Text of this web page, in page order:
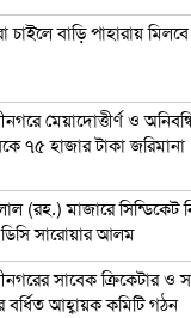
চাইলে বাড়ি পাহারায়
মেয়াদোত্তীর্ণ ও
৭৫ হাজার টাকা জরিমানা
(রহ.) মাজারে সিন্ডিকেট
সারোয়ার আলম
সাবেক ক্রিকেটার ও
বর্ধিত আহ্বায়ক কমিটি গঠন